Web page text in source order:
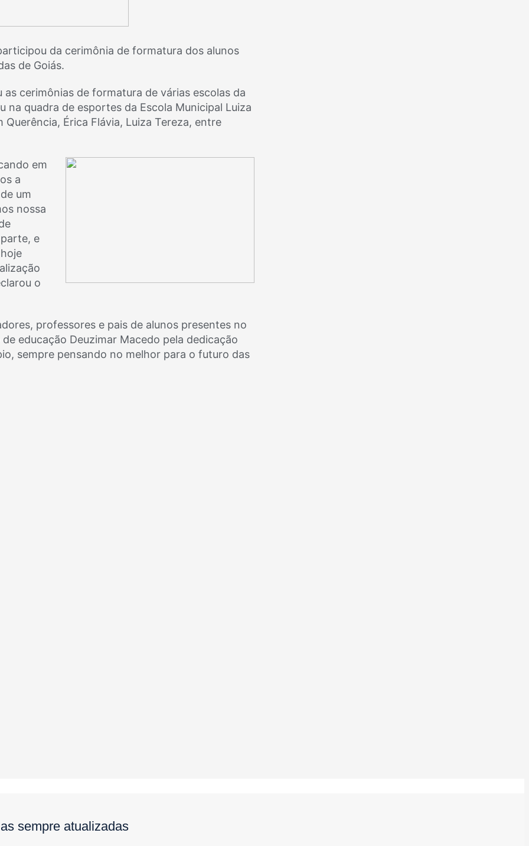
da cerimônia de formatura dos alunos
de Goiás.
cerimônias de formatura de várias escolas da
na quadra de esportes da Escola Municipal Luiza
Érica Flávia, Luiza Tereza, entre
em
a
um
nossa
e
o
professores e pais de alunos presentes no
educação Deuzimar Macedo pela dedicação
sempre pensando no melhor para o futuro das
sempre atualizadas